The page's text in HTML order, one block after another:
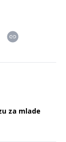
za mlade